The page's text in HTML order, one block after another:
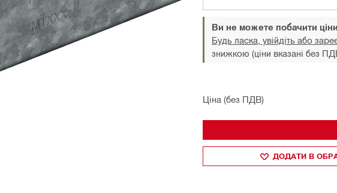
Ви не можете побачити
Будь ласка, увійдіть або
знижкою (ціни вказані без
Ціна (без ПДВ)
ДОДАТИ В